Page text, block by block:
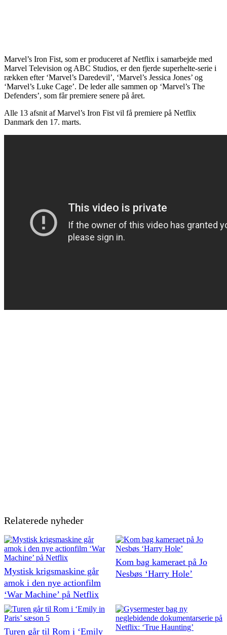
Marvel’s Iron Fist, som er produceret af Netflix i samarbejde med
Marvel Television og ABC Studios, er den fjerde superhelte-serie i
rækken efter ‘Marvel’s Daredevil’, ‘Marvel’s Jessica Jones’ og
‘Marvel’s Luke Cage’. De leder alle sammen op ‘Marvel’s The
Defenders’, som får premiere senere på året.
Alle 13 afsnit af Marvel’s Iron Fist vil få premiere på Netflix
Danmark den 17. marts.
Relaterede nyheder
Mystisk krigsmaskine går
amok i den nye actionfilm
‘War Machine’ på Netflix
Kom bag kameraet på Jo
Nesbøs ‘Harry Hole’
Turen går til Rom i ‘Emily